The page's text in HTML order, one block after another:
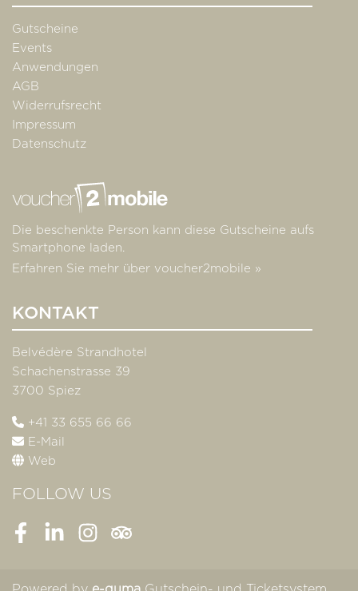
Gutscheine
Events
Anwendungen
AGB
Widerrufsrecht
Impressum
Datenschutz
Die beschenkte Person kann diese Gutscheine aufs
Smartphone laden.
Erfahren Sie mehr über voucher2mobile »
KONTAKT
Belvédère Strandhotel
Schachenstrasse 39
3700 Spiez
+41 33 655 66 66
E-Mail
Web
FOLLOW US
Facebook
LinkedInInstagramTripadvisor